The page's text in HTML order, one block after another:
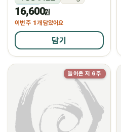
냉장
16,600원
이번 주 1개 담았어요
담기
들어온 지 6주